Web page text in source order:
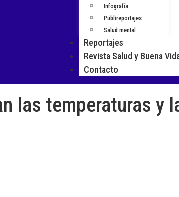
Infografía
Publireportajes
Salud mental
Reportajes
Revista Salud y Buena
Contacto
las temperaturas y